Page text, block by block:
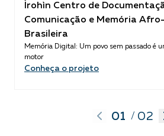
Ìrohìn Centro de
Comunicação e Memória Afro-
Brasileira
Memória Digital: Um povo sem passado é
motor
Conheça o projeto
01 / 02